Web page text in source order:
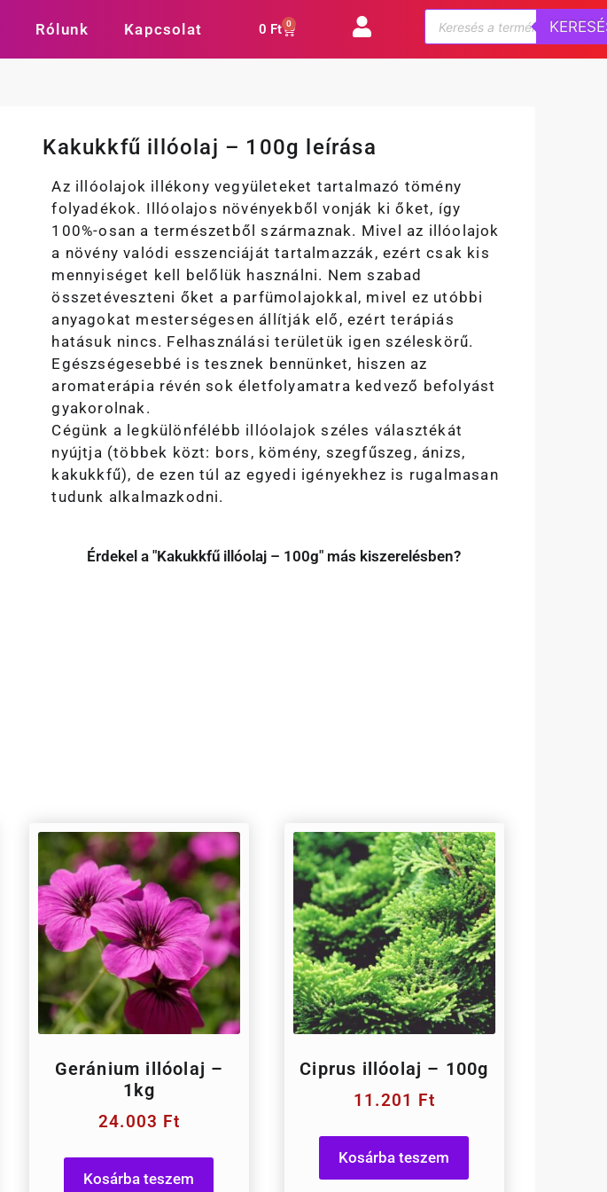
Rólunk Kapcsolat 0 Ft 0
Kakukkfű illóolaj – 100g leírása
Az illóolajok illékony vegyületeket tartalmazó tömény
folyadékok. Illóolajos növényekből vonják ki őket, így
100%-osan a természetből származnak. Mivel az illóolajok
a növény valódi esszenciáját tartalmazzák, ezért csak kis
mennyiséget kell belőlük használni. Nem szabad
összetéveszteni őket a parfümolajokkal, mivel ez utóbbi
anyagokat mesterségesen állítják elő, ezért terápiás
hatásuk nincs. Felhasználási területük igen széleskörű.
Egészségesebbé is tesznek bennünket, hiszen az
aromaterápia révén sok életfolyamatra kedvező befolyást
gyakorolnak.
Cégünk a legkülönfélébb illóolajok széles választékát
nyújtja (többek közt: bors, kömény, szegfűszeg, ánizs,
kakukkfű), de ezen túl az egyedi igényekhez is rugalmasan
tudunk alkalmazkodni.
Érdekel a "Kakukkfű illóolaj – 100g" más kiszerelésben?
Geránium illóolaj –
1kg
24.003 Ft
Kosárba teszem
Ciprus illóolaj – 100g
11.201 Ft
Kosárba teszem